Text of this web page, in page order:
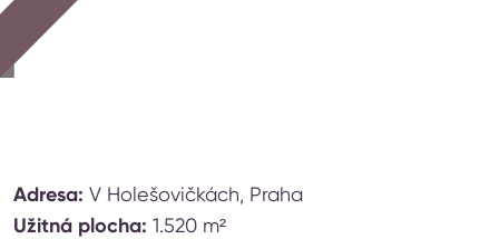
Adresa: V Holešovičkách, Praha
Užitná plocha: 1.520 m²